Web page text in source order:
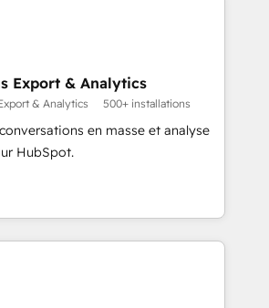
Export & Analytics
& Analytics 500+ installations
en masse et analyse
HubSpot.